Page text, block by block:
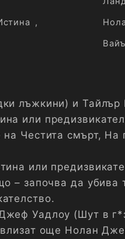
,
лъжкини) и Тайлър
или
на Честита смърт, На
или
– започва да убива
Уадлоу (Шут в
влизат още Нолан